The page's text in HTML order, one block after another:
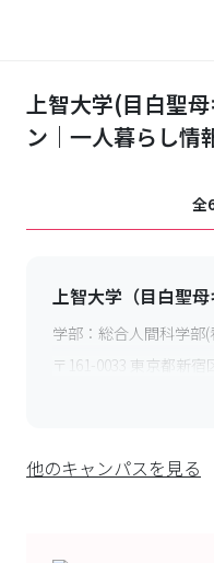
上智大学(目白聖
ン｜一人暮らし情
全
上智大学（目白聖母
学部： 総合人間科学部(
〒 161-0033 東京都新宿
西武新宿
入口」下車,JR「新宿
他のキャンパスを見る